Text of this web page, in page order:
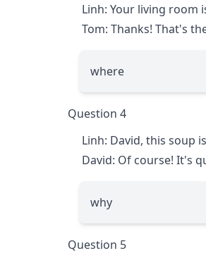
Linh: Your living room
Tom: Thanks! That's
where
Question 4
Linh: David, this soup
David: Of course! It's
why
Question 5